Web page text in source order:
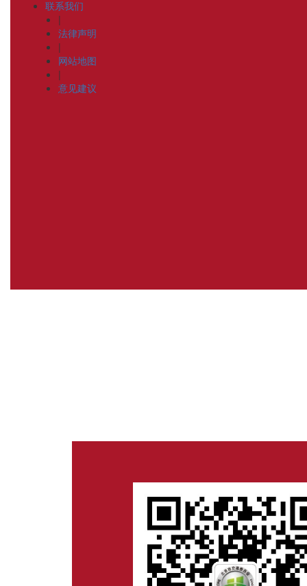
联系我们
|
法律声明
|
网站地图
|
意见建议